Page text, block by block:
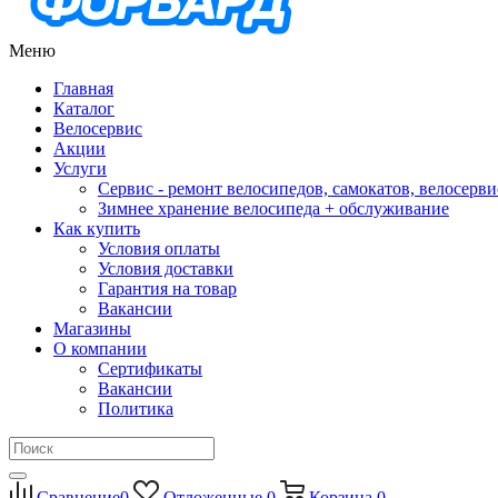
Меню
Главная
Каталог
Велосервис
Акции
Услуги
Сервис - ремонт велосипедов, самокатов,
Зимнее хранение велосипеда + обслуживание
Как купить
Условия оплаты
Условия доставки
Гарантия на товар
Вакансии
Магазины
О компании
Сертификаты
Вакансии
Политика